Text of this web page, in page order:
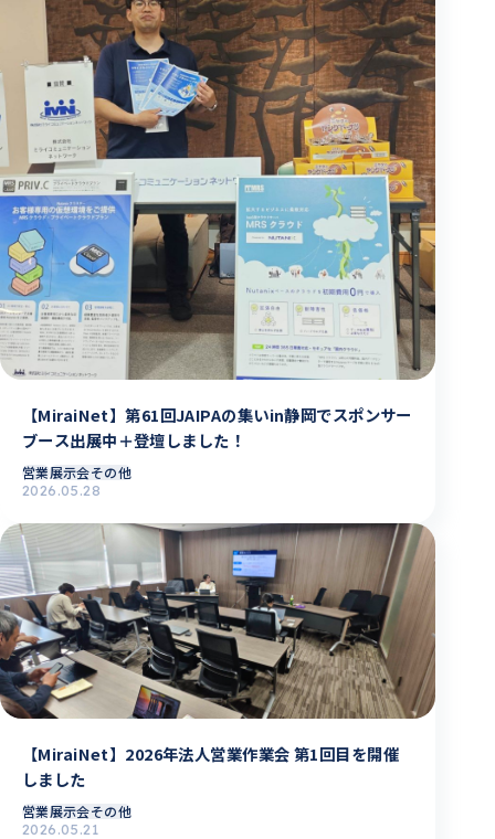
【MiraiNet】第61回JAIPAの集いin静岡でスポンサー
ブース出展中＋登壇しました！
営業展示会その他
2026.05.28
【MiraiNet】2026年法人営業作業会 第1回目を開催
しました
営業展示会その他
2026.05.21